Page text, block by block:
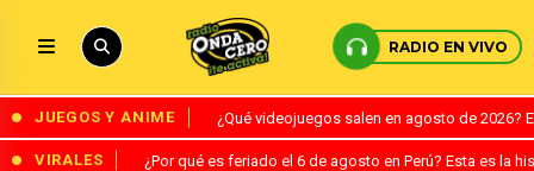
RADIO EN VIVO
JUEGOS Y ANIME ¿Qué videojuegos salen en agosto de
VIRALES ¿Por qué es feriado el 6 de agosto en Perú? Esta es la